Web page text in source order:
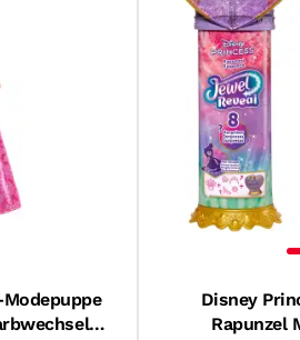
Disney
Rapunzel